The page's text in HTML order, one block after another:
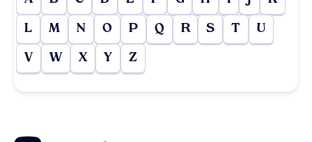
L M N O P Q R S T U
V W X Y Z